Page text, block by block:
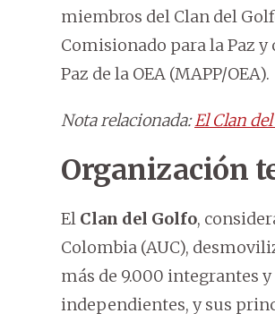
miembros del Clan del
Comisionado para la Paz
Paz de la OEA (MAPP/OEA).
Nota relacionada:El Clan
Organización
El Clan del Golfo,
Colombia (AUC),
más de 9.000 integrantes
independientes, y sus